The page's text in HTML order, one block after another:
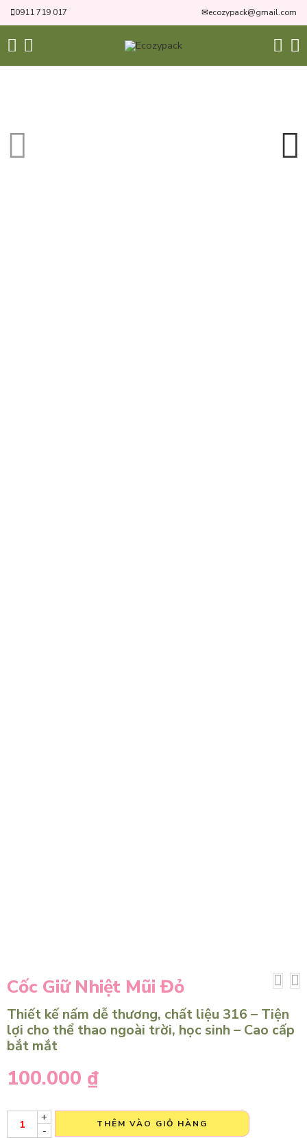
0911 719 017 ✉ecozypack@gmail.com
Cốc Giữ Nhiệt Mũi Đỏ
Thiết kế nấm dễ thương, chất liệu 316 – Tiện
lợi cho thể thao ngoài trời, học sinh – Cao cấp
bắt mắt
100.000 ₫
+
-
THÊM VÀO GIỎ HÀNG